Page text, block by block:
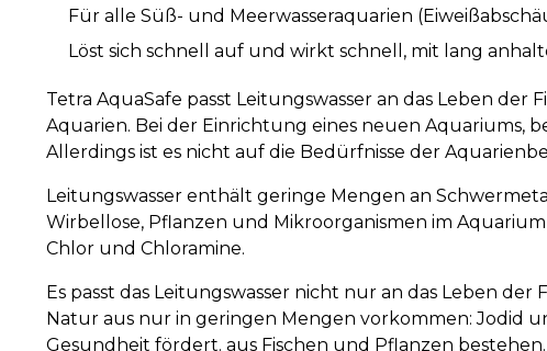
Für alle Süß- und Meerwasseraquarien
Löst sich schnell auf und wirkt schnell, mit lang
Tetra AquaSafe passt Leitungswasser an das Leben
Aquarien. Bei der Einrichtung eines neuen Aquariums,
Allerdings ist es nicht auf die Bedürfnisse der
Leitungswasser enthält geringe Mengen an
Wirbellose, Pflanzen und Mikroorganismen im
Chlor und Chloramine.
Es passt das Leitungswasser nicht nur an das Leben
Natur aus nur in geringen Mengen vorkommen: Jodid
Gesundheit fördert. aus Fischen und Pflanzen